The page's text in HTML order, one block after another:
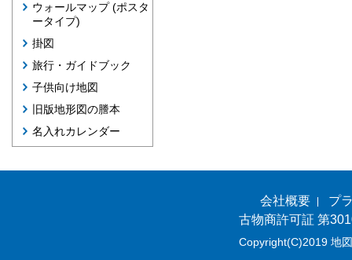
ウォールマップ (ポスタ
ータイプ)
掛図
旅行・ガイドブック
子供向け地図
旧版地形図の謄本
名入れカレンダー
会社概要
プ
古物商許可証 第
Copyright(C)2019 地